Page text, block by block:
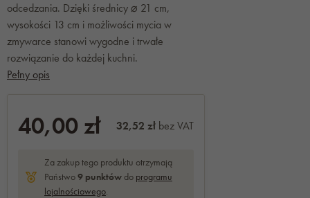
odcedzania. Dzięki średnicy ⌀ 21 cm,
wysokości 13 cm i możliwości mycia w
zmywarce stanowi wygodne i trwałe
rozwiązanie do każdej kuchni.
Pełny opis
40,00 zł 32,52 zł bez VAT
Za zakup tego produktu otrzymają
Państwo9 punktów do programu
lojalnościowego.